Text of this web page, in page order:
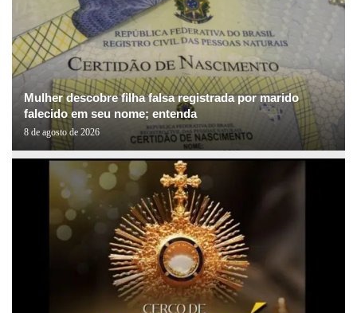
Mulher descobre filha falsa registrada por marido
falecido em seu nome; entenda
8 de agosto de 2026